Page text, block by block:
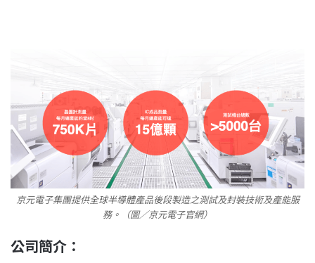
京元電子集團提供全球半導體產品後段製造之測試及封裝技術及產能服
務。（圖／京元電子官網）
公司簡介：